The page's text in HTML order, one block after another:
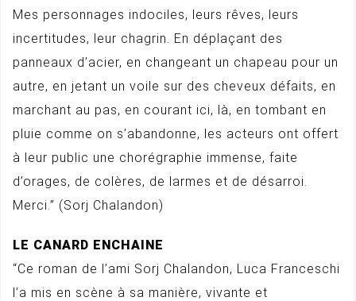
Mes personnages indociles, leurs rêves, leurs
incertitudes, leur chagrin. En déplaçant des
panneaux d’acier, en changeant un chapeau pour un
autre, en jetant un voile sur des cheveux défaits, en
marchant au pas, en courant ici, là, en tombant en
pluie comme on s’abandonne, les acteurs ont offert
à leur public une chorégraphie immense, faite
d’orages, de colères, de larmes et de désarroi.
Merci.” (Sorj Chalandon)
LE CANARD ENCHAINE
“Ce roman de l’ami Sorj Chalandon, Luca Franceschi
l’a mis en scène à sa manière, vivante et